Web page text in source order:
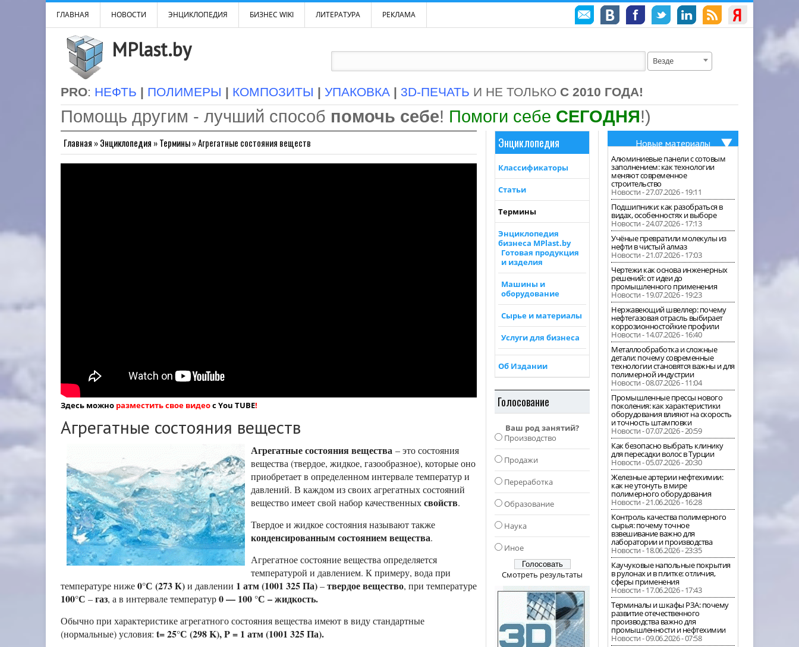
ГЛАВНАЯ НОВОСТИ ЭНЦИКЛОПЕДИЯ БИЗНЕС WIKI ЛИТЕРАТУРА РЕКЛАМА
MPlast.by Везде
PRO: НЕФТЬ | ПОЛИМЕРЫ | КОМПОЗИТЫ | УПАКОВКА | 3D-ПЕЧАТЬ И НЕ ТОЛЬКО С 2010 ГОДА!
Помощь другим - лучший способ помочь себе! Помоги себе СЕГОДНЯ!)
Главная »Энциклопедия »Термины»Агрегатные состояния веществ
Здесь можно разместить свое видеос You TUBE!
Агрегатные состояния веществ
Агрегатные состояния вещества – это состояния
вещества (твердое, жидкое, газообразное), которые оно
приобретает в определенном интервале температур и
давлений. В каждом из своих агрегатных состояний
вещество имеет свой набор качественныхсвойств.
Твердое и жидкое состояния называют также
конденсированным состоянием вещества.
Агрегатное состояние вещества определяется
температурой и давлением. К примеру, вода при
температуре ниже0°С (273 К)и давлении 1 атм (1001 325 Па)–твердое вещество, при температуре
100°С –газ, а в интервале температур0 — 100 °С – жидкость.
Обычно при характеристике агрегатного состояния вещества имеют в виду стандартные
(нормальные) условия: t= 25°С (298K),P = 1 атм (1001 325 Па).
Энциклопедия
Классификаторы
Статьи
Термины
Энциклопедия
бизнеса MPlast.by
Готовая продукция
и изделия
Машины и
оборудование
Сырье и материалы
Услуги для бизнеса
Об Издании
Голосование
Ваш род занятий?
Производство
Продажи
Переработка
Образование
Наука
Иное
Смотреть результаты
Новые материалы
Алюминиевые панели с сотовым
заполнением: как технологии
меняют современное
строительство
Новости - 27.07.2026 - 19:11
Подшипники: как разобраться в
видах, особенностях и выборе
Новости - 24.07.2026 - 17:13
Учёные превратили молекулы из
нефти в чистый алмаз
Новости - 21.07.2026 - 17:03
Чертежи как основа инженерных
решений: от идеи до
промышленного применения
Новости - 19.07.2026 - 19:23
Нержавеющий швеллер: почему
нефтегазовая отрасль выбирает
коррозионностойкие профили
Новости - 14.07.2026 - 16:40
Металлообработка и сложные
детали: почему современные
технологии становятся важны и для
полимерной индустрии
Новости - 08.07.2026 - 11:04
Промышленные прессы нового
поколения: как характеристики
оборудования влияют на скорость
и точность штамповки
Новости - 07.07.2026 - 20:59
Как безопасно выбрать клинику
для пересадки волос в Турции
Новости - 05.07.2026 - 20:30
Железные артерии нефтехимии:
как не утонуть в мире
полимерного оборудования
Новости - 21.06.2026 - 16:28
Контроль качества полимерного
сырья: почему точное
взвешивание важно для
лаборатории и производства
Новости - 18.06.2026 - 23:35
Каучуковые напольные покрытия
в рулонах и в плитке: отличия,
сферы применения
Новости - 17.06.2026 - 17:43
Терминалы и шкафы РЗА: почему
развитие отечественного
производства важно для
промышленности и нефтехимии
Новости - 09.06.2026 - 07:58